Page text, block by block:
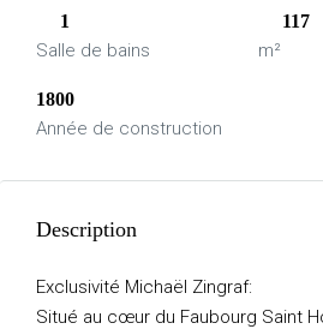
1
Salle de bains
117
m²
1800
Année de construction
Description
Exclusivité Michaël Zingraf:
Situé au cœur du Faubourg Saint